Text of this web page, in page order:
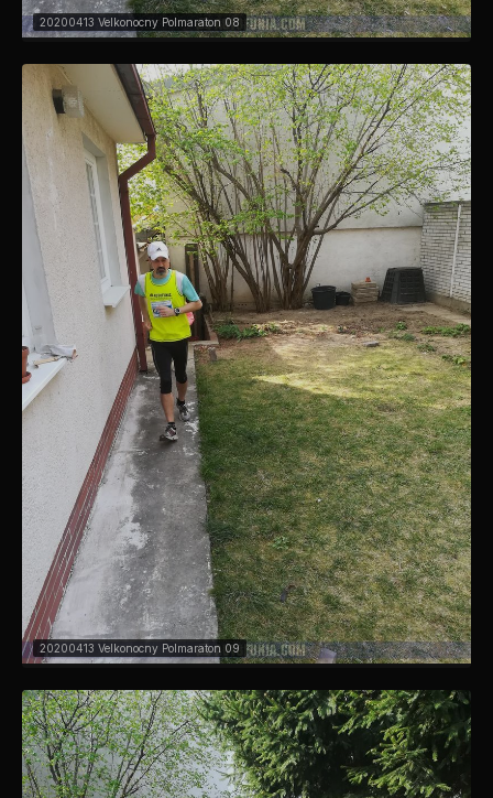
20200413 Velkonocny Polmaraton 08
20200413 Velkonocny Polmaraton 09